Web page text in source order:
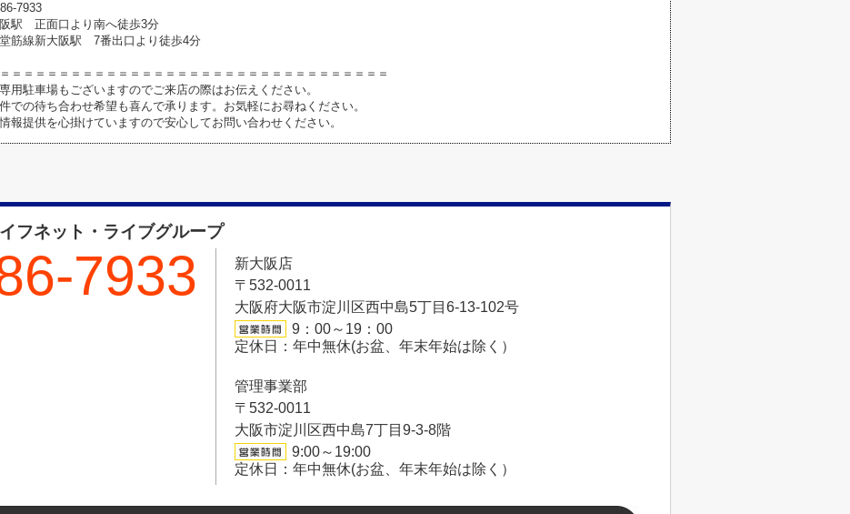
7933
阪駅 正面口より南へ徒歩3分
筋線新大阪駅 7番出口より徒歩4分
＝＝＝＝＝＝＝＝＝＝＝＝＝＝＝＝＝＝＝＝＝＝＝＝＝＝＝＝＝＝＝＝
用駐車場もございますのでご来店の際はお伝えください。
での待ち合わせ希望も喜んで承ります。お気軽にお尋ねください。
報提供を心掛けていますので安心してお問い合わせください。
フネット・ライブグループ
7933
新大阪店
〒532-0011
大阪府大阪市淀川区西中島5丁目6-13-102号
9：00～19：00
定休日：年中無休(お盆、年末年始は除く）
管理事業部
〒532-0011
大阪市淀川区西中島7丁目9-3-8階
9:00～19:00
定休日：年中無休(お盆、年末年始は除く）